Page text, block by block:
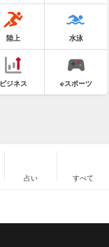
陸上 水泳
ビジネス eスポーツ
占い すべて